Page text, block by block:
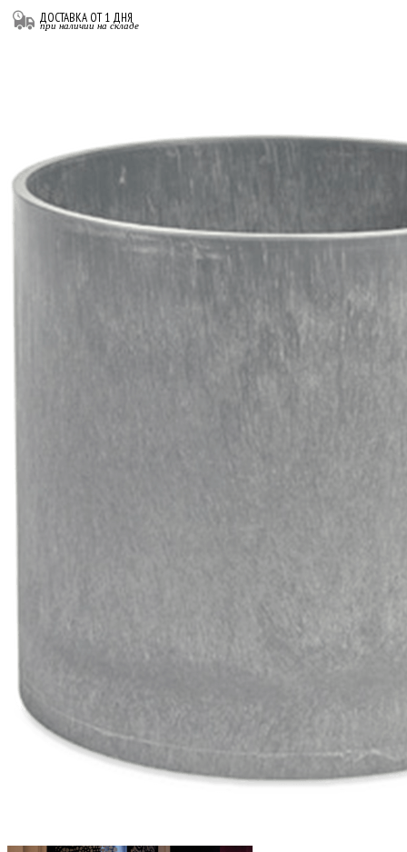
ДОСТАВКА ОТ 1 ДНЯ
при наличии на складе